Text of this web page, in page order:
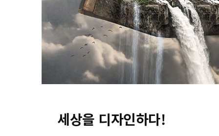
세상을 디자인하다!